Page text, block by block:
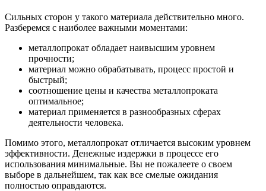
Сильных сторон у такого материала действительно много.
Разберемся с наиболее важными моментами:
металлопрокат обладает наивысшим уровнем
прочности;
материал можно обрабатывать, процесс простой и
быстрый;
соотношение цены и качества металлопроката
оптимальное;
материал применяется в разнообразных сферах
деятельности человека.
Помимо этого, металлопрокат отличается высоким уровнем
эффективности. Денежные издержки в процессе его
использования минимальные. Вы не пожалеете о своем
выборе в дальнейшем, так как все смелые ожидания
полностью оправдаются.